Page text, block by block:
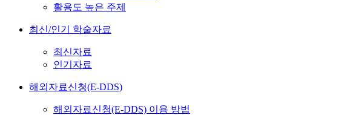
활용도 높은 주제
최신/인기 학술자료
최신자료
인기자료
해외자료신청(E-DDS)
해외자료신청(E-DDS) 이용 방법